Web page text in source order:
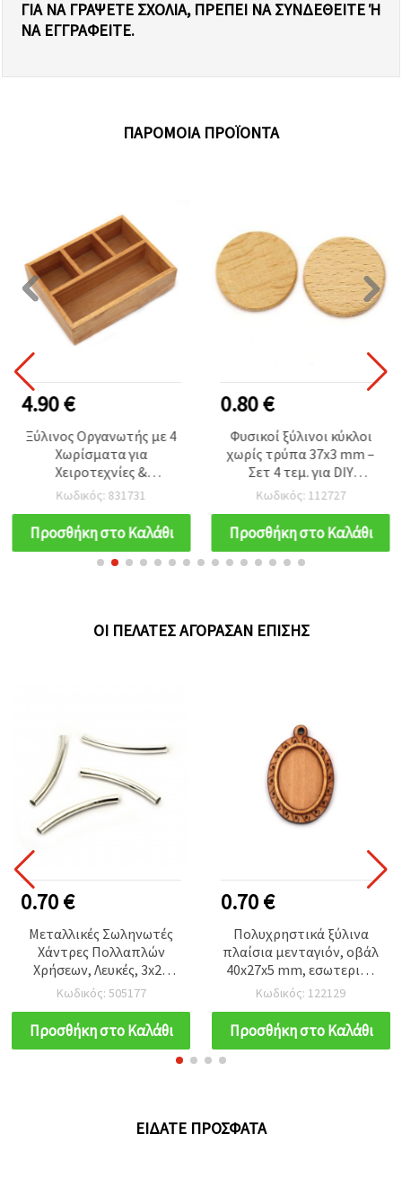
ΓΙΑ ΝΑ ΓΡΆΨΕΤΕ ΣΧΌΛΙΑ, ΠΡΈΠΕΙ ΝΑ ΣΥΝΔΕΘΕΊΤΕ Ή Ν
Α ΕΓΓΡΑΦΕΊΤΕ.
ΠΑΡΌΜΟΙΑ ΠΡΟΪΌΝΤΑ
4.90 €
Ξύλινος Οργανωτής με 4
Χωρίσματα για
Χειροτεχνίες &
Ντεκουπάζ, 220x165x55
mm
Κωδικός: 831731
Προσθήκη στο Καλάθι
0.80 €
Φυσικοί ξύλινοι κύκλοι
χωρίς τρύπα 37x3 mm –
Σετ 4 τεμ. για DIY
κατασκευές και
διακόσμηση
χειροτεχνιών
Κωδικός: 112727
Προσθήκη στο Καλάθι
ΟΙ ΠΕΛΆΤΕΣ ΑΓΌΡΑΣΑΝ ΕΠΊΣΗΣ
0.70 €
Μεταλλικές Σωληνωτές
Χάντρες Πολλαπλών
Χρήσεων, Λευκές, 3x28
mm – 20 τεμ., Ιδανικές για
Κοσμήματα, DIY &
Δημιουργικές
Κατασκευές
Κωδικός: 505177
Προσθήκη στο Καλάθι
0.70 €
Πολυχρηστικά ξύλινα
πλαίσια μενταγιόν, οβάλ
40x27x5 mm, εσωτερικό
18x25 mm με οπή 2 mm –
σετ 2 τεμ. για
διακοσμητικές
δημιουργίες &
Κωδικός: 122129
Προσθήκη στο Καλάθι
ΕΊΔΑΤΕ ΠΡΌΣΦΑΤΑ